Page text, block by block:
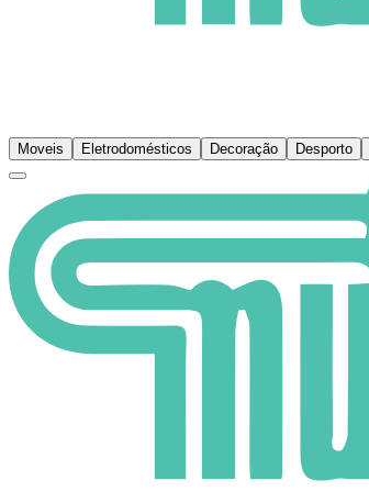
Moveis Eletrodomésticos Decoração Desporto